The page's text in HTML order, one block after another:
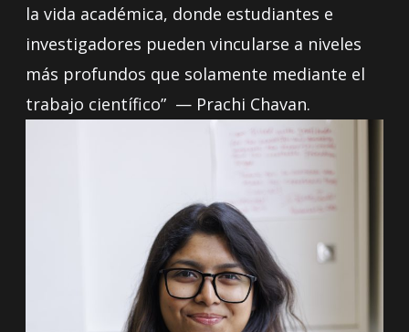
la vida académica, donde estudiantes e
investigadores pueden vincularse a niveles
más profundos que solamente mediante el
trabajo científico” — Prachi Chavan.